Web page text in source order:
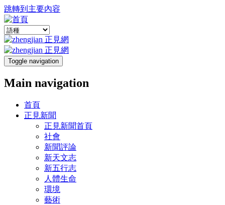
跳轉到主要內容
Toggle navigation
Main navigation
首頁
正見新聞
正見新聞首頁
社會
新聞評論
新天文志
新五行志
人體生命
環境
藝術